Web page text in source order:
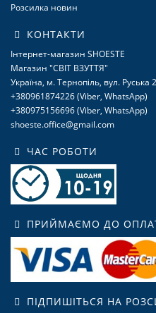
Розсилка новин
КОНТАКТИ
Інтернет-магазин SHOESTE
Магазин "СВІТ ВЗУТТЯ"
Україна, м. Тернопіль, вул. Руська
+380961874226 (Viber, WhatsApp)
+380975156696 (Viber, WhatsApp)
shoeste.office@gmail.com
ЧАС РОБОТИ
ПРИЙМАЄМО ДО
ПІДПИШІТЬСЯ НА